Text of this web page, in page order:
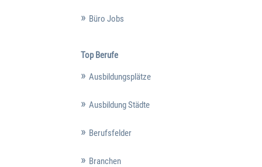
Büro Jobs
Top Berufe
Ausbildungsplätze
Ausbildung Städte
Berufsfelder
Branchen